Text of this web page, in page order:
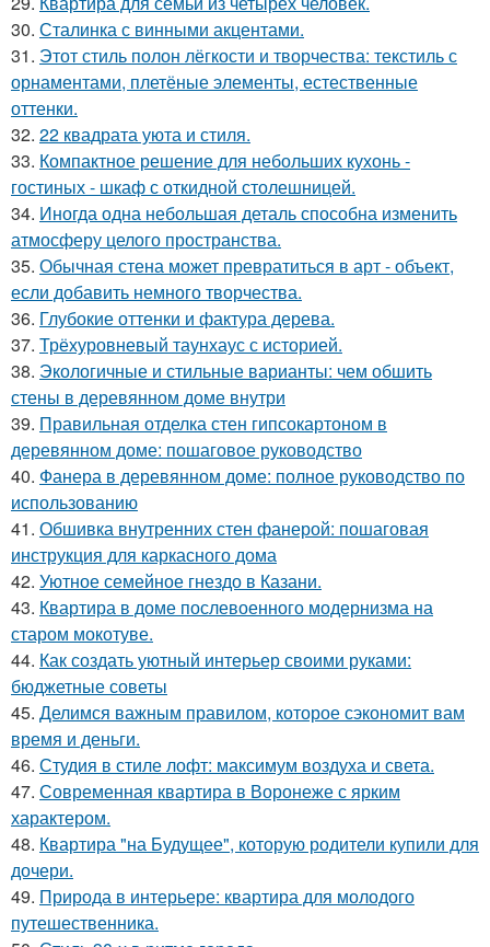
30. Сталинка с винными акцентами.
31. Этот стиль полон лёгкости и творчества: текстиль с
орнаментами, плетёные элементы, естественные
оттенки.
32. 22 квадрата уюта и стиля.
33. Компактное решение для небольших кухонь -
гостиных - шкаф с откидной столешницей.
34. Иногда одна небольшая деталь способна изменить
атмосферу целого пространства.
35. Обычная стена может превратиться в арт - объект,
если добавить немного творчества.
36. Глубокие оттенки и фактура дерева.
37. Трёхуровневый таунхаус с историей.
38. Экологичные и стильные варианты: чем обшить
стены в деревянном доме внутри
39. Правильная отделка стен гипсокартоном в
деревянном доме: пошаговое руководство
40. Фанера в деревянном доме: полное руководство по
использованию
41. Обшивка внутренних стен фанерой: пошаговая
инструкция для каркасного дома
42. Уютное семейное гнездо в Казани.
43. Квартира в доме послевоенного модернизма на
старом мокотуве.
44. Как создать уютный интерьер своими руками:
бюджетные советы
45. Делимся важным правилом, которое сэкономит вам
время и деньги.
46. Студия в стиле лофт: максимум воздуха и света.
47. Современная квартира в Воронеже с ярким
характером.
48. Квартира "на Будущее", которую родители купили для
дочери.
49. Природа в интерьере: квартира для молодого
путешественника.